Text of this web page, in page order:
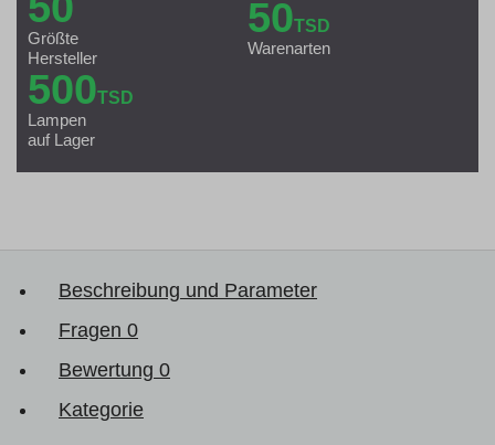
Größte
Hersteller
50TSD
Warenarten
500TSD
Lampen
auf Lager
Beschreibung und Parameter
Fragen 0
Bewertung 0
Kategorie